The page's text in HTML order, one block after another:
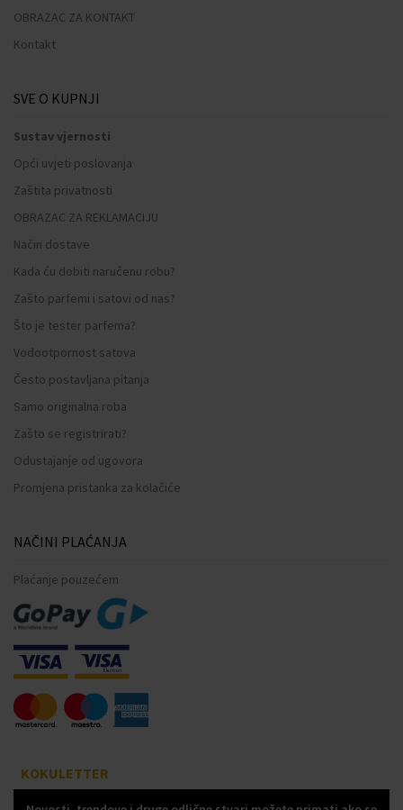
OBRAZAC ZA KONTAKT
Kontakt
SVE O KUPNJI
Sustav vjernosti
Opći uvjeti poslovanja
Zaštita privatnosti
OBRAZAC ZA REKLAMACIJU
Način dostave
Kada ću dobiti naručenu robu?
Zašto parfemi i satovi od nas?
Što je tester parfema?
Vodootpornost satova
Često postavljana pitanja
Samo originalna roba
Zašto se registrirati?
Odustajanje od ugovora
Promjena pristanka za kolačiće
NAČINI PLAĆANJA
Plaćanje pouzećem
KOKULETTER